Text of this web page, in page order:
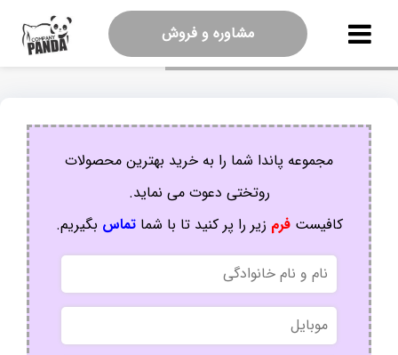
مشاوره و فروش
مجموعه پاندا شما را به خرید بهترین محصولات
روتختی دعوت می نماید.
کافیستفرم زیر را پر کنید تا با شماتماس بگیریم.
نام
و
نام
خانوادگی
موبایل